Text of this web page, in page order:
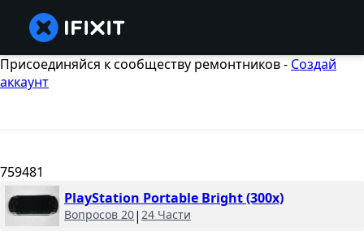
Присоединяйся к сообществу ремонтников - Создай
аккаунт
759481
PlayStation Portable Bright (300x)
Вопросов 20| 24 Части